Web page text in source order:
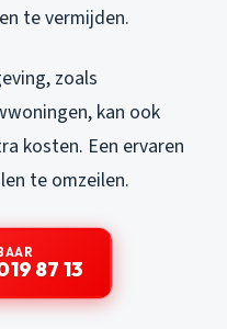
te vermijden.
zoals
kan ook
kosten. Een ervaren
te omzeilen.
87 13